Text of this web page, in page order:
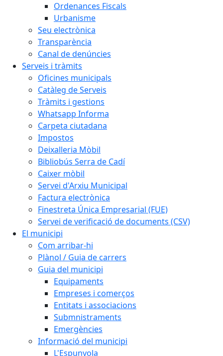
Ordenances Fiscals
Urbanisme
Seu electrònica
Transparència
Canal de denúncies
Serveis i tràmits
Oficines municipals
Catàleg de Serveis
Tràmits i gestions
Whatsapp Informa
Carpeta ciutadana
Impostos
Deixalleria Mòbil
Bibliobús Serra de Cadí
Caixer mòbil
Servei d'Arxiu Municipal
Factura electrònica
Finestreta Única Empresarial (FUE)
Servei de verificació de documents (CSV)
El municipi
Com arribar-hi
Plànol / Guia de carrers
Guia del municipi
Equipaments
Empreses i comerços
Entitats i associacions
Submnistraments
Emergències
Informació del municipi
L'Espunyola